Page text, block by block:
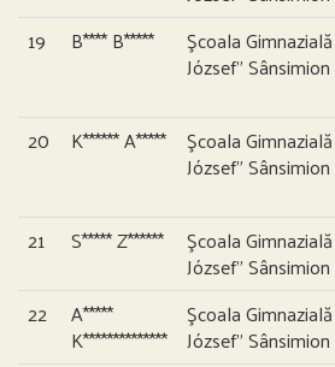
19
B**** B***** Şcoala
József” Sânsimion
20
K****** A***** Şcoala
József” Sânsimion
21
S***** Z****** Şcoala
József” Sânsimion
22
A*****
K**************
Şcoala
József” Sânsimion